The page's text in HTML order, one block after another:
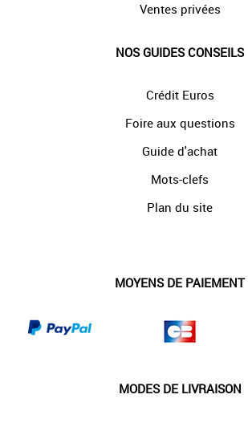
Ventes privées
NOS GUIDES CONSEILS
Crédit Euros
Foire aux questions
Guide d'achat
Mots-clefs
Plan du site
MOYENS DE PAIEMENT
MODES DE LIVRAISON